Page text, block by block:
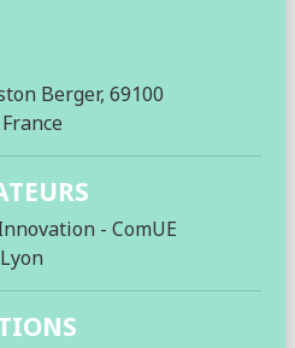
Berger, 69100
- ComUE